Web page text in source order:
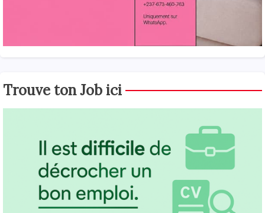
Trouve ton Job ici